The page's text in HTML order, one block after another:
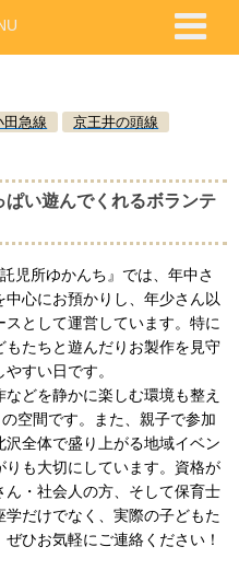
田急線 京王井の頭線
ぱい遊んでくれるボランテ
児所ゆかんち』では、年中さ
心にお預かりし、年少さん以
として運営しています。特に
たちと遊んだりお製作を見守
すい日です。
どを静かに楽しむ環境も整え
空間です。また、親子で参加
全体で盛り上がる地域イベン
りも大切にしています。資格が
・社会人の方、そして保育士
だけでなく、実際の子どもた
ひお気軽にご連絡ください！